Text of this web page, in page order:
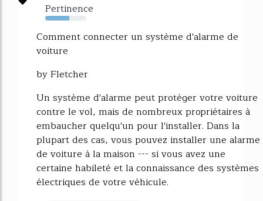
Pertinence
58%
Comment connecter un système d'alarme de
voiture
by Fletcher
Un système d'alarme peut protéger votre voiture
contre le vol, mais de nombreux propriétaires à
embaucher quelqu'un pour l'installer. Dans la
plupart des cas, vous pouvez installer une alarme
de voiture à la maison --- si vous avez une
certaine habileté et la connaissance des systèmes
électriques de votre véhicule.